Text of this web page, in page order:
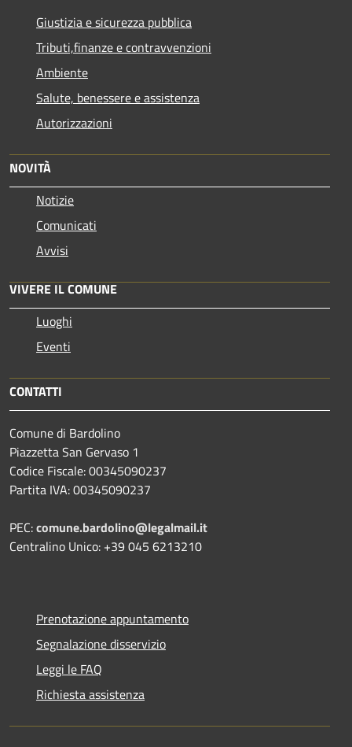
Giustizia e sicurezza pubblica
Tributi,finanze e contravvenzioni
Ambiente
Salute, benessere e assistenza
Autorizzazioni
NOVITÀ
Notizie
Comunicati
Avvisi
VIVERE IL COMUNE
Luoghi
Eventi
CONTATTI
Comune di Bardolino
Piazzetta San Gervaso 1
Codice Fiscale: 00345090237
Partita IVA: 00345090237
PEC:comune.bardolino@legalmail.it
Centralino Unico: +39 045 6213210
Prenotazione appuntamento
Segnalazione disservizio
Leggi le FAQ
Richiesta assistenza